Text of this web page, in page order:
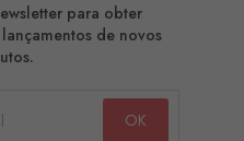
para obter
de novos